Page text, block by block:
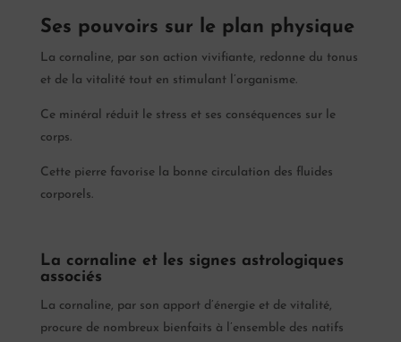
Ses pouvoirs sur le plan physique
La cornaline, par son action vivifiante, redonne du tonus
et de la vitalité tout en stimulant l’organisme.
Ce minéral réduit le stress et ses conséquences sur le
corps.
Cette pierre favorise la bonne circulation des fluides
corporels.
La cornaline et les signes astrologiques
associés
La cornaline, par son apport d’énergie et de vitalité,
procure de nombreux bienfaits à l’ensemble des natifs